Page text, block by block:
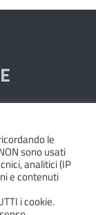
le
sono usati
analitici (IP
e contenuti
i cookie.